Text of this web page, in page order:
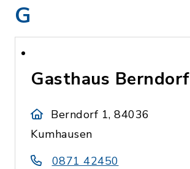
G
Gasthaus Berndorf
Berndorf 1, 84036
Kumhausen
0871 42450